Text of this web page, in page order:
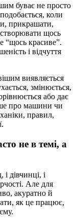
буває не просто
коли
прикрашати,
щось
“щось красиве”.
і відчуття
виявляється
змінюється,
або дає
про машини чи
правил,
не в темі, а
дівчинці, і
Але для
акуратно й
як це працює,